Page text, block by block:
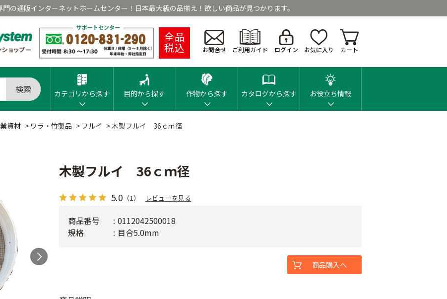
の通販インターネットホームセンター！日本最大級の品揃え！欲しい商品が見つかります。
全品
税込 お問合せ ご利用ガイド ログイン お気に入り カート
検索 カテゴリから探す 目的から探す 作物から探す カタログから探す お役立ち情報
資材 > ワラ・竹製品 > フルイ >木製フルイ 36ｃｍ径
木製フルイ 36ｃｍ径
5.0 （1） レビューを見る
商品番号
0112042500018
規格
目合5.0mm
商品購入へ